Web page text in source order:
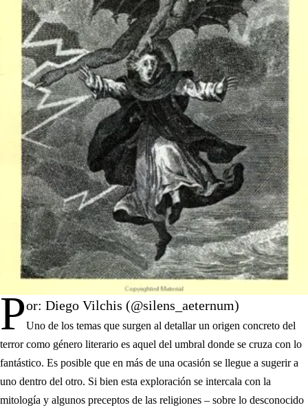
Por: Diego Vilchis (@silens_aeternum)
Uno de los temas que surgen al detallar un origen concreto del
terror como género literario es aquel del umbral donde se cruza con lo
fantástico. Es posible que en más de una ocasión se llegue a sugerir a
uno dentro del otro. Si bien esta exploración se intercala con la
mitología y algunos preceptos de las religiones – sobre lo desconocido